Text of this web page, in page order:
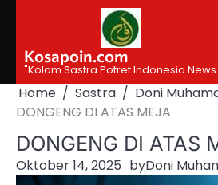
contentKosapoin.com
"Kolom Sastra Potret Indonesia News
Home Sastra Doni
DONGENG DI ATAS MEJA
DONGENG DI ATAS
Oktober 14, 2025 byDoni